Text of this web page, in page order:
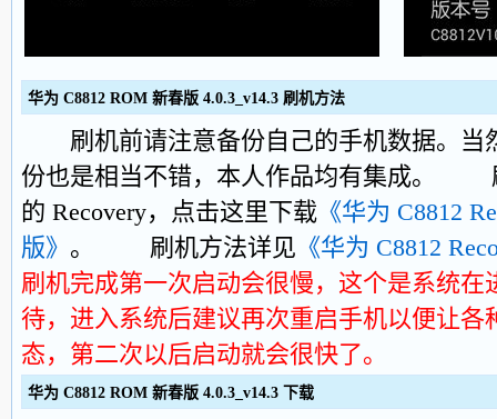
华为 C8812 ROM 新春版 4.0.3_v14.3 刷机方法
刷机前请注意备份自己的手机数据。当
份也是相当不错，本人作品均有集成。
的 Recovery，点击这里下载 《华为 C8812
版》 。 刷机方法详见 《华为 C8812
刷机完成第一次启动会很慢，这个是系统在
待，进入系统后建议再次重启手机以便让各
态，第二次以后启动就会很快了。
华为 C8812 ROM 新春版 4.0.3_v14.3 下载